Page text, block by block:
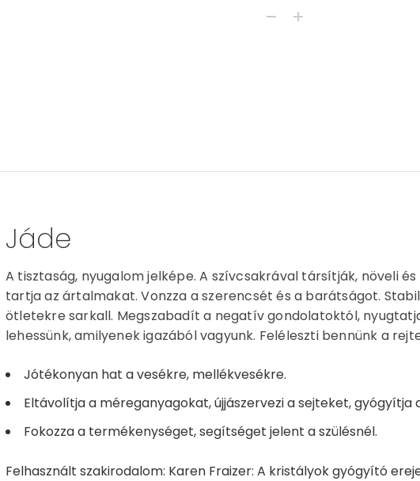
Jáde
A tisztaság, nyugalom jelképe. A szívcsakrával társítják, növeli
tartja az ártalmakat. Vonzza a szerencsét és a barátságot.
ötletekre sarkall. Megszabadít a negatív gondolatoktól,
lehessünk, amilyenek igazából vagyunk. Feléleszti bennünk a
Jótékonyan hat a vesékre, mellékvesékre.
Eltávolítja a méreganyagokat, újjászervezi a sejteket,
Fokozza a termékenységet, segítséget jelent a szülésnél.
Felhasznált szakirodalom: Karen Fraizer: A kristályok gyógyító